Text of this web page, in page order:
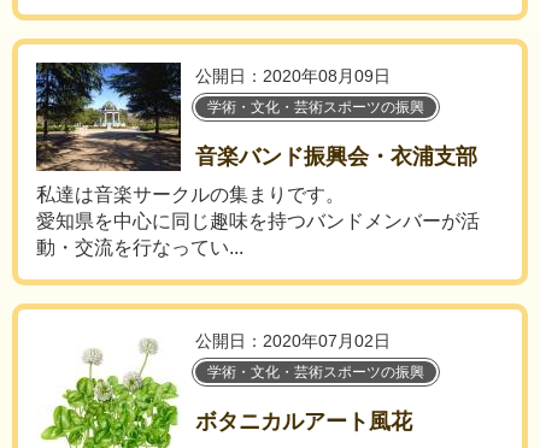
公開日：2020年08月09日
学術・文化・芸術スポーツの振興
音楽バンド振興会・衣浦支部
私達は音楽サークルの集まりです。
愛知県を中心に同じ趣味を持つバンドメンバーが活
動・交流を行なってい...
公開日：2020年07月02日
学術・文化・芸術スポーツの振興
ボタニカルアート風花